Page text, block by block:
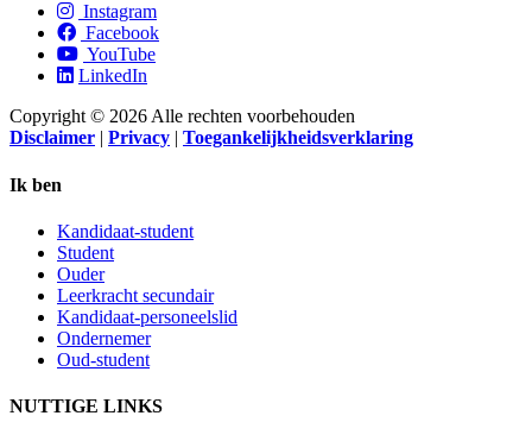
Instagram
Facebook
YouTube
LinkedIn
Copyright © 2026 Alle rechten voorbehouden
Disclaimer
Privacy Toegankelijkheidsverklaring
Ik ben
Kandidaat-student
Student
Ouder
Leerkracht secundair
Kandidaat-personeelslid
Ondernemer
Oud-student
NUTTIGE LINKS